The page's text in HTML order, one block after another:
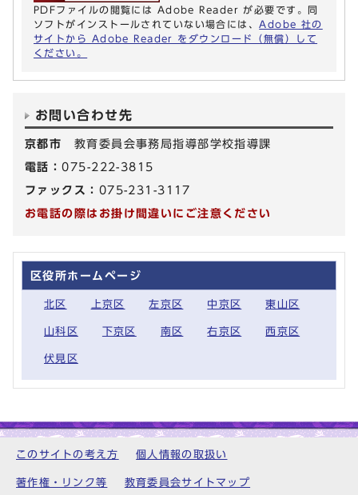
PDFファイルの閲覧には Adobe Reader が必要です。同
ソフトがインストールされていない場合には、 Adobe 社の
サイトから Adobe Reader をダウンロード（無償）して
ください。
お問い合わせ先
京都市 教育委員会事務局指導部学校指導課
電話：075-222-3815
ファックス： 075-231-3117
お電話の際はお掛け間違いにご注意ください
区役所ホームページ
北区 上京区 左京区 中京区 東山区
山科区 下京区 南区 右京区 西京区
伏見区
このサイトの考え方 個人情報の取扱い
著作権・リンク等 教育委員会サイトマップ